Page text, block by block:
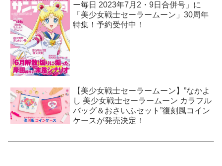
ー毎日 2023年7月2・9日合併号」に
「美少女戦士セーラームーン」30周年
特集！予約受付中！
【美少女戦士セーラームーン】”なかよ
し 美少女戦士セーラームーン カラフル
バッグ＆おさいふセット”復刻風コイン
ケースが発売決定！